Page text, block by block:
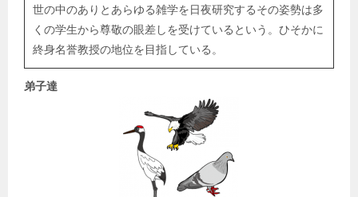
世の中のありとあらゆる雑学を日夜研究するその姿勢は多
くの学生から尊敬の眼差しを受けているという。ひそかに
終身名誉教授の地位を目指している。
弟子達